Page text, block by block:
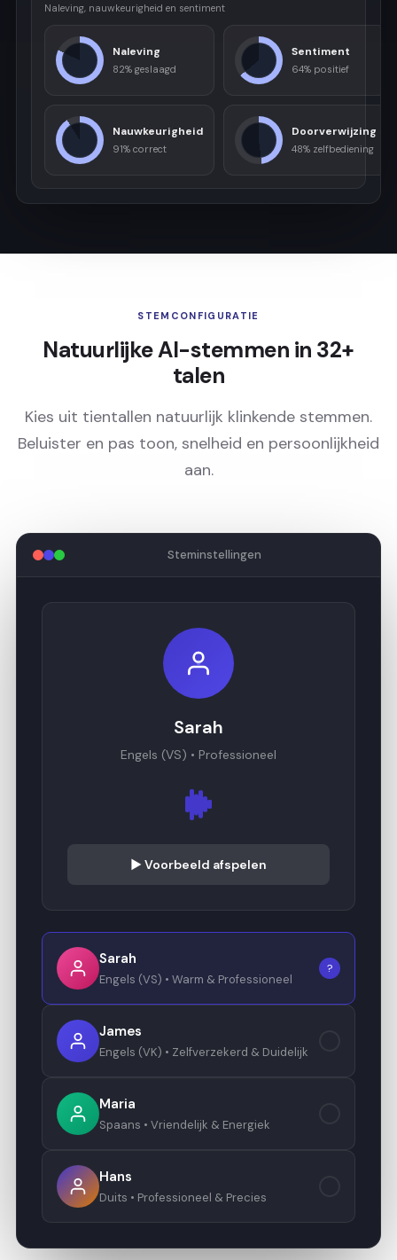
Naleving, nauwkeurigheid en sentiment
Naleving
82% geslaagd
Sentiment
64% positief
Nauwkeurigheid
91% correct
Doorverwijzing
48% zelfbediening
STEMCONFIGURATIE
Natuurlijke AI-stemmen in 32+
talen
Kies uit tientallen natuurlijk klinkende stemmen.
Beluister en pas toon, snelheid en persoonlijkheid
aan.
Steminstellingen
Sarah
Engels (VS) • Professioneel
▶ Voorbeeld afspelen
Sarah
Engels (VS) • Warm & Professioneel
?
James
Engels (VK) • Zelfverzekerd & Duidelijk
Maria
Spaans • Vriendelijk & Energiek
Hans
Duits • Professioneel & Precies